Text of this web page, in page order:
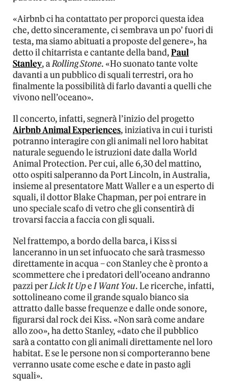
«Airbnb ci ha contattato per proporci questa idea
che, detto sinceramente, ci sembrava un po’ fuori di
testa, ma siamo abituati a proposte del genere», ha
detto il chitarrista e cantante della band,Paul
Stanley, aRolling Stone. «Ho suonato tante volte
davanti a un pubblico di squali terrestri, ora ho
finalmente la possibilità di farlo davanti a quelli che
vivono nell’oceano».
Il concerto, infatti, segnerà l’inizio del progetto
Airbnb Animal Experiences, iniziativa in cui i turisti
potranno interagire con gli animali nel loro habitat
naturale seguendo le istruzioni date dalla World
Animal Protection. Per cui, alle 6,30 del mattino,
otto ospiti salperanno da Port Lincoln, in Australia,
insieme al presentatore Matt Waller e a un esperto di
squali, il dottor Blake Chapman, per poi entrare in
uno speciale scafo di vetro che gli consentirà di
trovarsi faccia a faccia con gli squali.
Nel frattempo, a bordo della barca, i Kiss si
lanceranno in un set infuocato che sarà trasmesso
direttamente in acqua – con Stanley che è pronto a
scommettere che i predatori dell’oceano andranno
pazzi perLick It UpeI Want You. Le ricerche, infatti,
sottolineano come il grande squalo bianco sia
attratto dalle basse frequenze e dalle onde sonore,
figurarsi dal rock dei Kiss. «Non sarà come andare
allo zoo», ha detto Stanley, «dato che il pubblico
sarà a contatto con gli animali direttamente nel loro
habitat. E se le persone non si comporteranno bene
verranno usate come esche e date in pasto agli
squali».